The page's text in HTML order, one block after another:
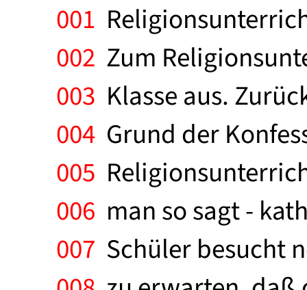
001
002 Zum
003 Klasse aus.
004 Grund der
005
006 man so sagt -
007 Schüler besucht